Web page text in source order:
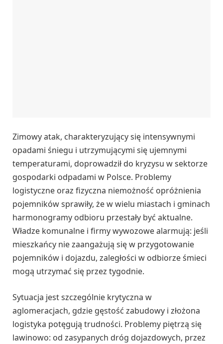
Zimowy atak, charakteryzujący się intensywnymi
opadami śniegu i utrzymującymi się ujemnymi
temperaturami, doprowadził do kryzysu w sektorze
gospodarki odpadami w Polsce. Problemy
logistyczne oraz fizyczna niemożność opróżnienia
pojemników sprawiły, że w wielu miastach i gminach
harmonogramy odbioru przestały być aktualne.
Władze komunalne i firmy wywozowe alarmują: jeśli
mieszkańcy nie zaangażują się w przygotowanie
pojemników i dojazdu, zaległości w odbiorze śmieci
mogą utrzymać się przez tygodnie.
Sytuacja jest szczególnie krytyczna w
aglomeracjach, gdzie gęstość zabudowy i złożona
logistyka potęgują trudności. Problemy piętrzą się
lawinowo: od zasypanych dróg dojazdowych, przez